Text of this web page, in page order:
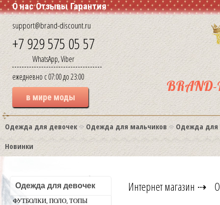
О нас Отзывы Гарантия
support@brand-discount.ru
+7 929 575 05 57
WhatsApp, Viber
ежедневно с 07:00 до 23:00
в мире моды
BRAND-
Одежда для девочек Одежда для мальчиков
Одежда для
Новинки
Одежда для девочек
ФУТБОЛКИ, ПОЛО, ТОПЫ
Интернет магазин ⇢